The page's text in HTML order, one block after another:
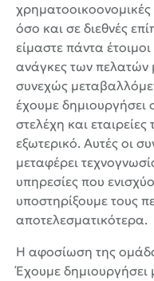
χρηματοοικοονομικές
όσο και σε διεθνές
είμαστε πάντα
ανάγκες των πελατών
συνεχώς
έχουμε δημιουργήσει
στελέχη και
εξωτερικό. Αυτές οι
μεταφέρει
υπηρεσίες που
υποστηρίξουμε τους
αποτελεσματικότερα.
Η αφοσίωση της
Έχουμε